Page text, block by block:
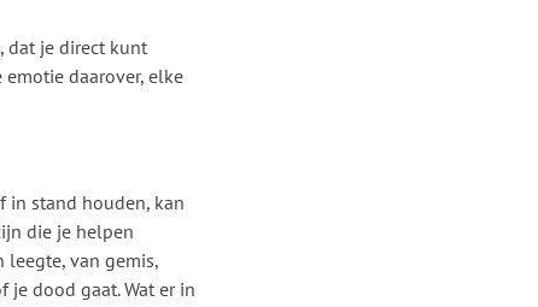
dat je direct kunt
daarover, elke
in stand houden, kan
die je helpen
van gemis,
dood gaat. Wat er in